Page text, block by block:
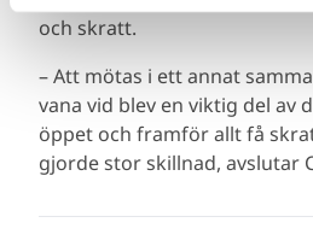
och skratt.
– Att mötas i ett annat
vana vid blev en viktig del av
öppet och framför allt få
gjorde stor skillnad, avslutar